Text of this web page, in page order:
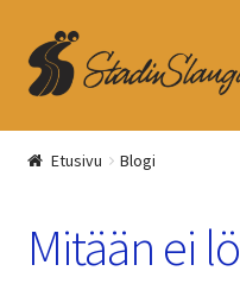
Siirry
navigointiin
Siirry
sisältöön
Kassa
Etusivu Blogi
Mitään ei